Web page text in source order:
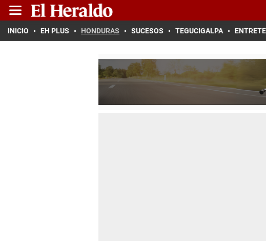
INICIO EH PLUS HONDURAS SUCESOS TEGUCIGALPA